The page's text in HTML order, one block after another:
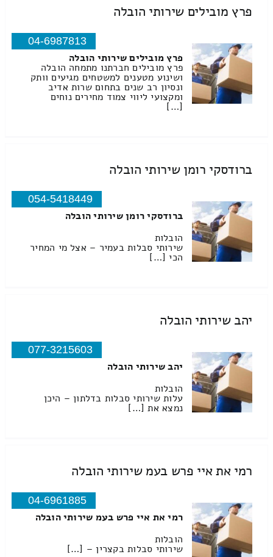
פרץ מובילים שירותי הובלה
04-6987813
פרץ מובילים שירותי הובלה
פרץ מובילים חברתנו מתמחה הובלה
ושינוע מטענים למשטחים מגיעים וותק
ונסיון רב שנים בתחום שרות אדיב
ומקצועי ליווי צמוד מחירים נוחים
[…]
ברודסקי רומן שירותי הובלה
054-5418449
ברודסקי רומן שירותי הובלה
הובלות
שירותי סבלות בעמיר – אצל מי המחיר
הכי […]
יהב שירותי הובלה
077-3215603
יהב שירותי הובלה
הובלות
עלות שירותי סבלות בדלתון – היכן
נמצא את […]
רמי את איי פרש בעמ שירותי הובלה
04-6961885
רמי את איי פרש בעמ שירותי הובלה
הובלות
שירותי סבלות בקצרין – […]